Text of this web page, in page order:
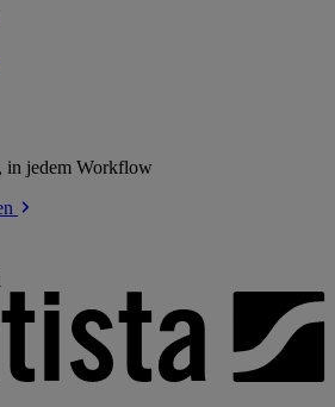
in jedem Workflow